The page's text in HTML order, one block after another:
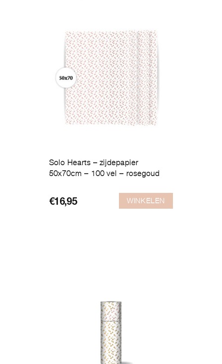
Solo Hearts – zijdepapier
50x70cm – 100 vel – rosegoud
€16,95 WINKELEN